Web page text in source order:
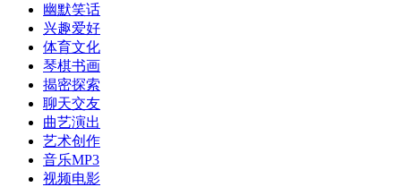
幽默笑话
兴趣爱好
体育文化
琴棋书画
揭密探索
聊天交友
曲艺演出
艺术创作
音乐MP3
视频电影